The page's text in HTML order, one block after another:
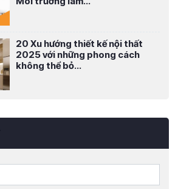
20 Xu hướng thiết kế nội thất
2025 với những phong cách
không thể bỏ...